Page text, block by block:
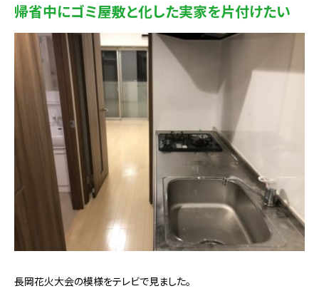
帰省中にゴミ屋敷と化した実家を片付けたい
長岡花火大会の模様をテレビで見ました。